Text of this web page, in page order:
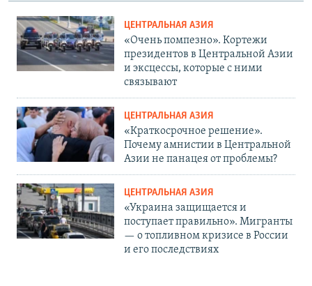
ЦЕНТРАЛЬНАЯ АЗИЯ
«Очень помпезно». Кортежи
президентов в Центральной Азии
и эксцессы, которые с ними
связывают
ЦЕНТРАЛЬНАЯ АЗИЯ
«Краткосрочное решение».
Почему амнистии в Центральной
Азии не панацея от проблемы?
ЦЕНТРАЛЬНАЯ АЗИЯ
«Украина защищается и
поступает правильно». Мигранты
— о топливном кризисе в России
и его последствиях